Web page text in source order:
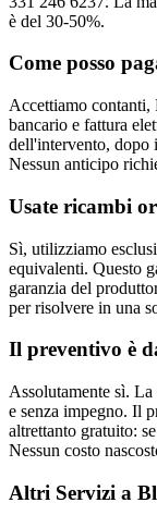
è del 30-50%.
Come posso
Accettiamo contanti,
bancario e fattura
dell'intervento, dopo
Nessun anticipo
Usate ricambi
Sì, utilizziamo
equivalenti. Questo
garanzia del
per risolvere in una
Il preventivo è
Assolutamente sì.
e senza impegno. Il
altrettanto gratuito:
Nessun costo
Altri Servizi a